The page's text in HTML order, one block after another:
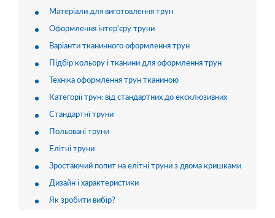
Матеріали для виготовлення трун
Оформлення інтер'єру труни
Варіанти тканинного оформлення трун
Підбір кольору і тканини для оформлення трун
Техніка оформлення трун тканиною
Категорії трун: від стандартних до ексклюзивних
Стандартні труни
Польовані труни
Елітні труни
Зростаючий попит на елітні труни з двома кришками
Дизайн і характеристики
Як зробити вибір?